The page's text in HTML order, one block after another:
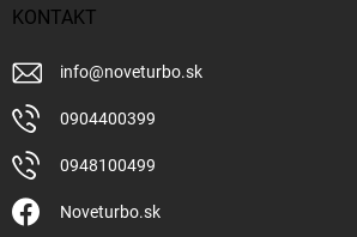
KONTAKT
info@noveturbo.sk
0904400399
0948100499
Noveturbo.sk